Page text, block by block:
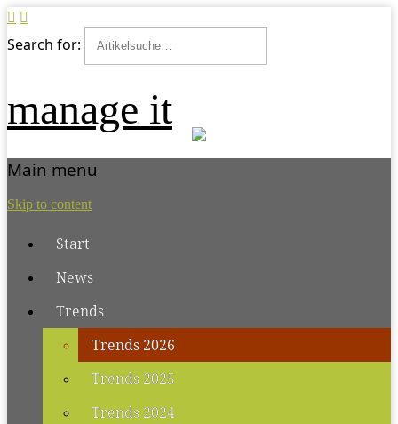
Search for:
manage it
Main menu
Skip to content
Start
News
Trends
Trends 2026
Trends 2025
Trends 2024